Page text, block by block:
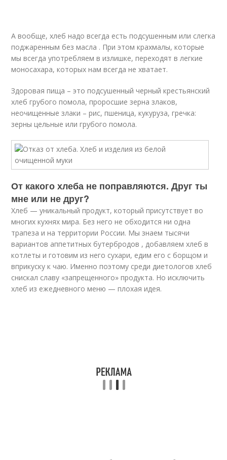
А вообще, хлеб надо всегда есть подсушенным или слегка
поджаренным без масла . При этом крахмалы, которые
мы всегда употребляем в излишке, переходят в легкие
моносахара, которых нам всегда не хватает.
Здоровая пища – это подсушенный черный крестьянский
хлеб грубого помола, проросшие зерна злаков,
неочищенные злаки – рис, пшеница, кукуруза, гречка:
зерны цельные или грубого помола.
От какого хлеба не поправляются. Друг ты
мне или не друг?
Хлеб — уникальный продукт, который присутствует во
многих кухнях мира. Без него не обходится ни одна
трапеза и на территории России. Мы знаем тысячи
вариантов аппетитных бутербродов , добавляем хлеб в
котлеты и готовим из него сухари, едим его с борщом и
вприкуску к чаю. Именно поэтому среди диетологов хлеб
снискал славу «запрещенного» продукта. Но исключить
хлеб из ежедневного меню — плохая идея.